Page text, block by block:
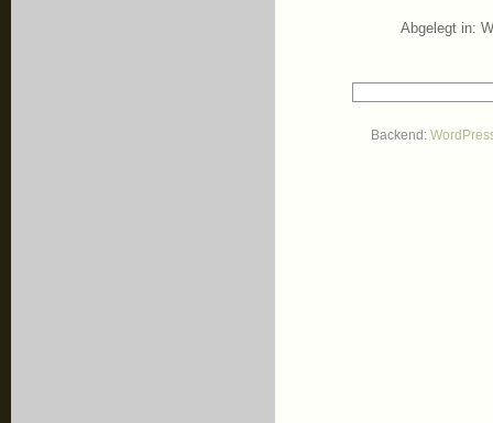
Abgelegt in:
Backend: